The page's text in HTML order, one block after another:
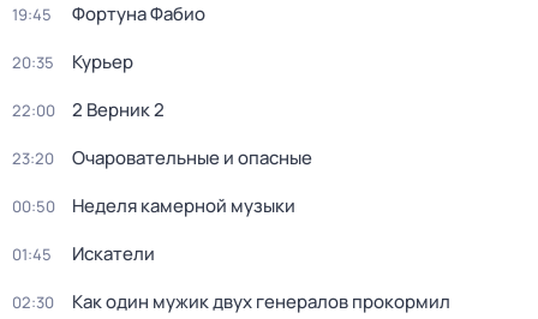
19:45 Фортуна Фабио
20:35 Курьер
22:00 2 Верник 2
23:20 Очаровательные и опасные
00:50 Неделя камерной музыки
01:45 Искатели
02:30 Как один мужик двух генералов прокормил